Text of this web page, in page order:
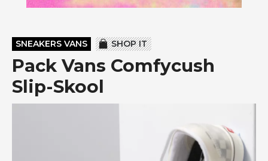
SNEAKERS VANS SHOP IT
Pack Vans Comfycush
Slip-Skool